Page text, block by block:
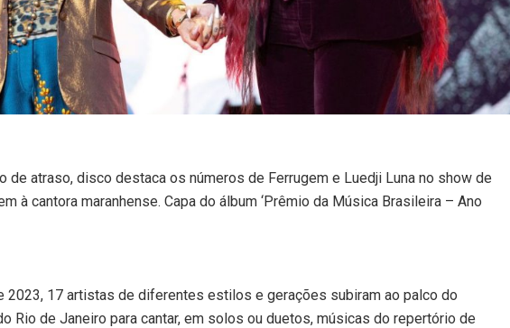
de atraso, disco destaca os números de Ferrugem e Luedji Luna no show de
à cantora maranhense. Capa do álbum ‘Prêmio da Música Brasileira – Ano
2023, 17 artistas de diferentes estilos e gerações subiram ao palco do
Rio de Janeiro para cantar, em solos ou duetos, músicas do repertório de